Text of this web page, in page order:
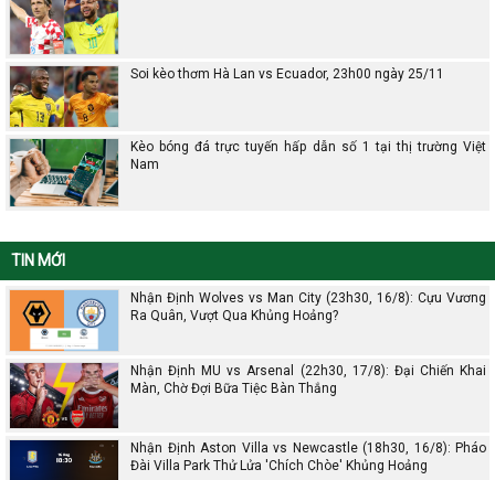
Soi kèo thơm Hà Lan vs Ecuador, 23h00 ngày 25/11
Kèo bóng đá trực tuyến hấp dẫn số 1 tại thị trường Việt
Nam
TIN MỚI
Nhận Định Wolves vs Man City (23h30, 16/8): Cựu Vương
Ra Quân, Vượt Qua Khủng Hoảng?
Nhận Định MU vs Arsenal (22h30, 17/8): Đại Chiến Khai
Màn, Chờ Đợi Bữa Tiệc Bàn Thắng
Nhận Định Aston Villa vs Newcastle (18h30, 16/8): Pháo
Đài Villa Park Thử Lửa 'Chích Chòe' Khủng Hoảng